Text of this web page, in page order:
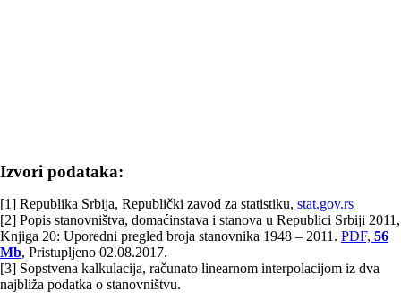
Izvori podataka:
[1] Republika Srbija, Republički zavod za statistiku, stat.gov.rs
[2] Popis stanovništva, domaćinstava i stanova u Republici Srbiji 2011,
Knjiga 20: Uporedni pregled broja stanovnika 1948 – 2011. PDF, 56
Mb, Pristupljeno 02.08.2017.
[3] Sopstvena kalkulacija, računato linearnom interpolacijom iz dva
najbliža podatka o stanovništvu.